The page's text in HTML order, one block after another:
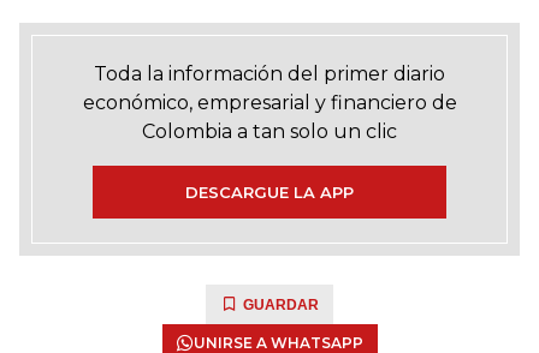
Toda la información del primer diario
económico, empresarial y financiero de
Colombia a tan solo un clic
DESCARGUE LA APP
GUARDAR
UNIRSE A WHATSAPP